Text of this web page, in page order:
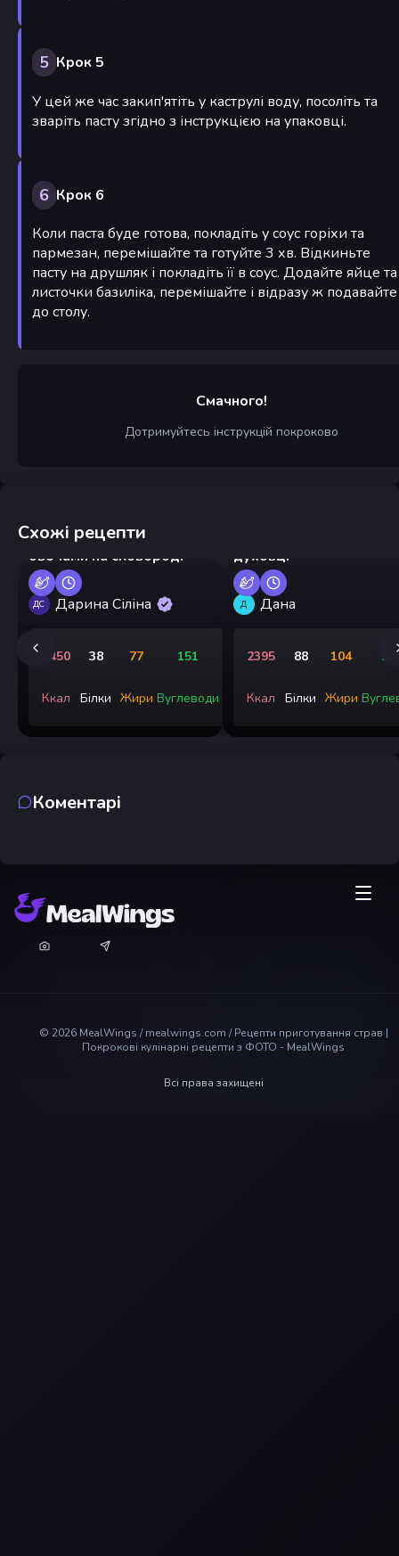
5 Крок 5
У цей же час закип'ятіть у каструлі воду, посоліть та
зваріть пасту згідно з інструкцією на упаковці.
6 Крок 6
Коли паста буде готова, покладіть у соус горіхи та
пармезан, перемішайте та готуйте 3 хв. Відкиньте
пасту на друшляк і покладіть її в соус. Додайте яйце та
листочки базиліка, перемішайте і відразу ж подавайте
до столу.
Смачного!
Дотримуйтесь інструкцій покроково
Схожі рецепти
Вермішель з куркою та
овочами на сковороді
ДС Дарина Сіліна
1450
Ккал
38
Білки
77
Жири
151
Вуглеводи
духовці
Д Дана
2395
Ккал
88
Білки
104
Жири
Коментарі
© 2026 MealWings / mealwings.com /Рецепти приготування страв |
Покрокові кулінарні рецепти з ФОТО - MealWings
Всі права захищені